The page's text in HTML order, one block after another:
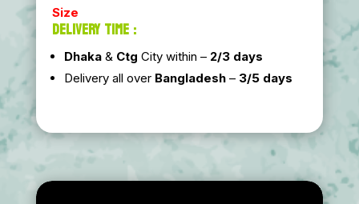
Size
DELIVERY TIME :
Dhaka& Ctg City within – 2/3 days
Delivery all over Bangladesh– 3/5 days